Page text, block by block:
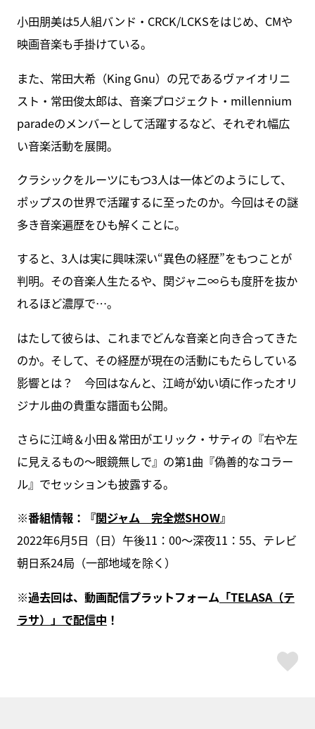
小田朋美は5人組バンド・CRCK/LCKSをはじめ、CMや
映画音楽も手掛けている。
また、常田大希（King Gnu）の兄であるヴァイオリニ
スト・常田俊太郎は、音楽プロジェクト・millennium
paradeのメンバーとして活躍するなど、それぞれ幅広
い音楽活動を展開。
クラシックをルーツにもつ3人は一体どのようにして、
ポップスの世界で活躍するに至ったのか。今回はその謎
多き音楽遍歴をひも解くことに。
すると、3人は実に興味深い“異色の経歴”をもつことが
判明。その音楽人生たるや、関ジャニ∞らも度肝を抜か
れるほど濃厚で…。
はたして彼らは、これまでどんな音楽と向き合ってきた
のか。そして、その経歴が現在の活動にもたらしている
影響とは？ 今回はなんと、江﨑が幼い頃に作ったオリ
ジナル曲の貴重な譜面も公開。
さらに江﨑＆小田＆常田がエリック・サティの『右や左
に見えるもの～眼鏡無しで』の第1曲『偽善的なコラー
ル』でセッションも披露する。
※番組情報：『関ジャム 完全燃SHOW』
2022年6月5日（日）午後11：00～深夜11：55、テレビ
朝日系24局（一部地域を除く）
※過去回は、動画配信プラットフォーム 「TELASA（テ
ラサ）」で配信中 ！